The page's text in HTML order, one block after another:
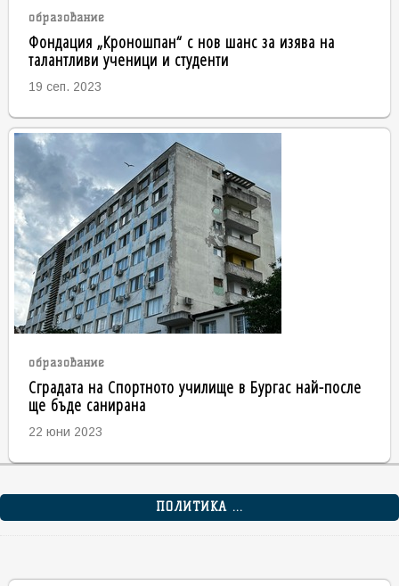
образование
Фондация „Кроношпан“ с нов шанс за изява на
талантливи ученици и студенти
19 сеп. 2023
образование
Сградата на Спортното училище в Бургас най-после
ще бъде санирана
22 юни 2023
ПОЛИТИКА ...